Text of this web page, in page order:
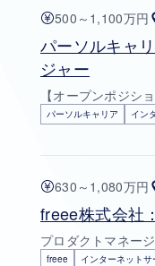
500～1,100万円
パーソルキャ
ジャー
【オープンポジシ
パーソルキャリア イン
630～1,080万円
freee株式会社
プロダクトマネー
freee インターネットサ